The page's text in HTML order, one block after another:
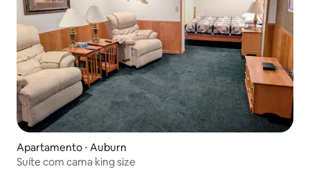
Apartamento ⋅ Auburn
Suíte com cama king size